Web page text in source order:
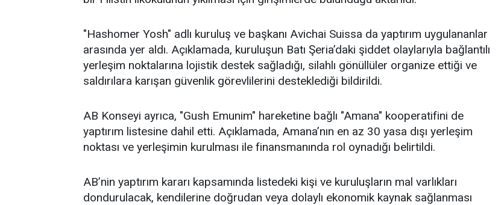
"Hashomer Yosh" adlı kuruluş ve başkanı Avichai Suissa da yaptırım uygulananlar
arasında yer aldı. Açıklamada, kuruluşun Batı Şeria’daki şiddet olaylarıyla bağlantılı
yerleşim noktalarına lojistik destek sağladığı, silahlı gönüllüler organize ettiği ve
saldırılara karışan güvenlik görevlilerini desteklediği bildirildi.
AB Konseyi ayrıca, "Gush Emunim" hareketine bağlı "Amana" kooperatifini de
yaptırım listesine dahil etti. Açıklamada, Amana’nın en az 30 yasa dışı yerleşim
noktası ve yerleşimin kurulması ile finansmanında rol oynadığı belirtildi.
AB’nin yaptırım kararı kapsamında listedeki kişi ve kuruluşların mal varlıkları
dondurulacak, kendilerine doğrudan veya dolaylı ekonomik kaynak sağlanması